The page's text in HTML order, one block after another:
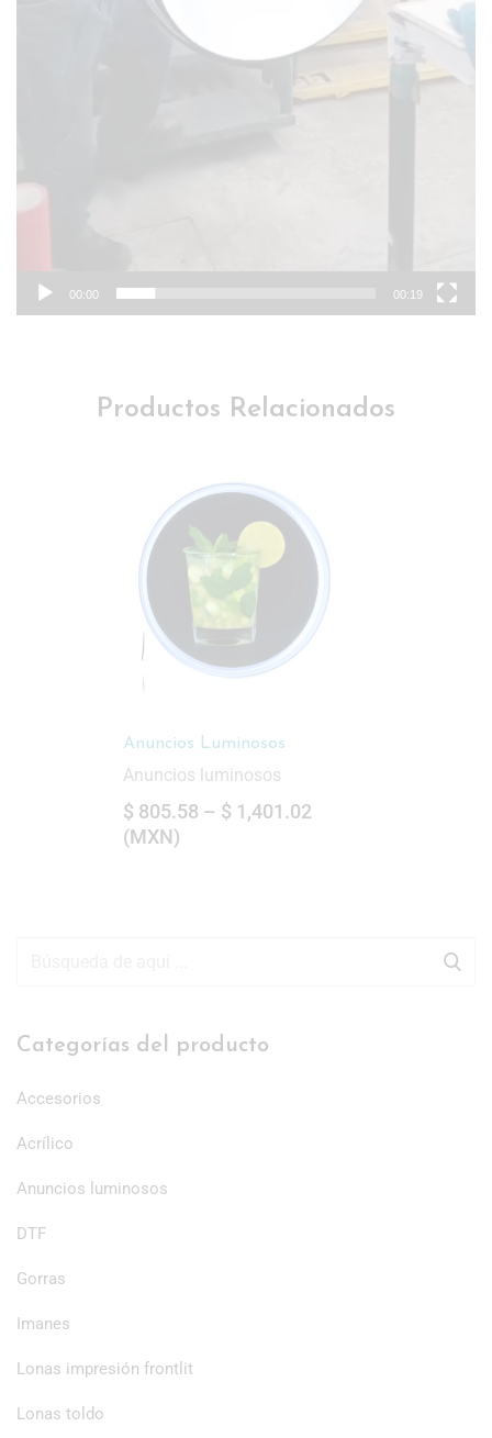
00:00 00:19
Productos Relacionados
Anuncios Luminosos
Anuncios luminosos
$ 805.58 – $ 1,401.02
(MXN)
Categorías del producto
Accesorios
Acrílico
Anuncios luminosos
DTF
Gorras
Imanes
Lonas impresión frontlit
Lonas toldo